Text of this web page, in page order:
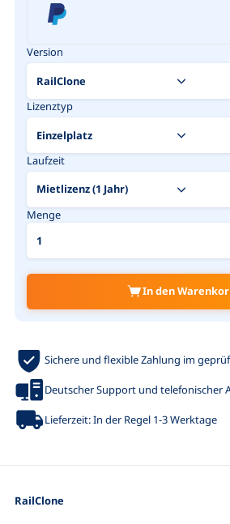
Version
Lizenztyp
Laufzeit
Menge
In den
Sichere und flexible Zahlung im
Deutscher Support und telefonischer
Lieferzeit: In der Regel 1-3 Werktage
RailClone